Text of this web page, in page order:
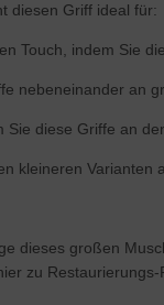
diesen Griff ideal für:
Touch, indem Sie
nebeneinander an
diese Griffe an
kleineren
dieses großen
zu Restaurierungs-